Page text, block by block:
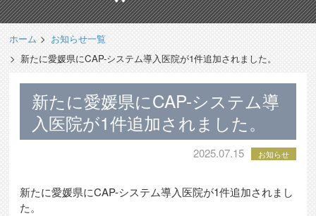
ホーム
お知らせ一覧
新たに愛媛県にCAP-システム導入医院が1件追加されました。
新たに愛媛県にCAP-システム導
入医院が1件追加されました。
2025.07.15 お知らせ
新たに愛媛県にCAP-システム導入医院が1件追加されまし
た。